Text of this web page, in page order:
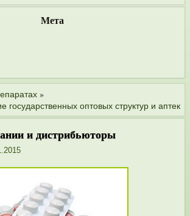
Мета
»
государственных оптовых структур и аптек
и дистри­бьюторы